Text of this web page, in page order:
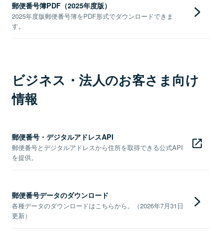
郵便番号簿PDF（2025年度版）
2025年度版郵便番号簿をPDF形式でダウンロードできま
す。
ビジネス・法人のお客さま向け
情報
郵便番号・デジタルアドレスAPI
郵便番号とデジタルアドレスから住所を取得できる公式API
を提供。
郵便番号データのダウンロード
各種データのダウンロードはこちらから。（2026年7月31日
更新）